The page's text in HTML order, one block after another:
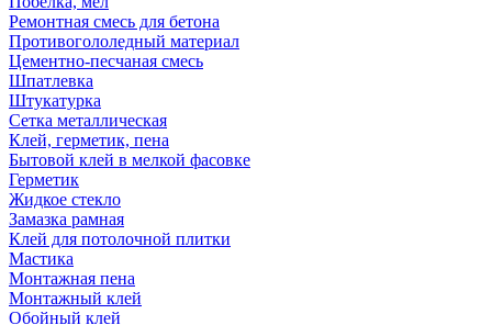
Ремонтная смесь для бетона
Противогололедный материал
Цементно-песчаная смесь
Шпатлевка
Штукатурка
Сетка металлическая
Клей, герметик, пена
Бытовой клей в мелкой фасовке
Герметик
Жидкое стекло
Замазка рамная
Клей для потолочной плитки
Мастика
Монтажная пена
Монтажный клей
Обойный клей